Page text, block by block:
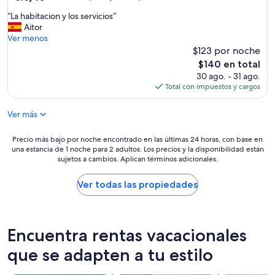
g
r
a
l
g
e
l
10,
Excelente,
(895
“
L
a
t
c
v
c
“La habitacion y los servicios”
Aitor
Ver menos
$123 por noche
El
precio
actual
es
$140 en total
30 ago. - 31 ago.
Total con impuestos y cargos
Ver más
Precio
más
últimas
24
horas,
con
base
Precio más bajo por noche encontrado en las últimas 24 horas, con base en
una estancia de 1 noche para 2 adultos. Los precios y la disponibilidad están
sujetos a cambios. Aplican términos adicionales.
Ver todas las propiedades
Encuentra rentas vacacionales
que se adapten a tu estilo